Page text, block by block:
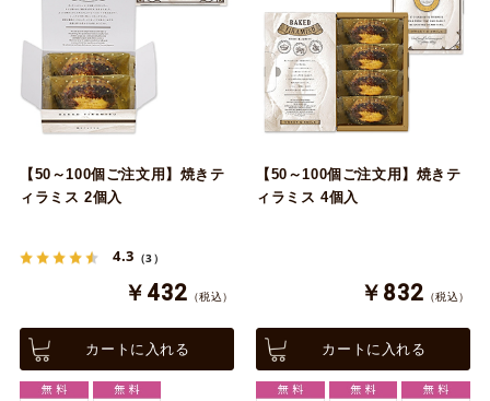
【50～100個ご注文用】焼きテ
ィラミス 2個入
4.3 （3）
￥432 （税込）
カートに入れる
【50～100個ご注文用】焼きテ
ィラミス 4個入
￥832 （税込）
カートに入れる